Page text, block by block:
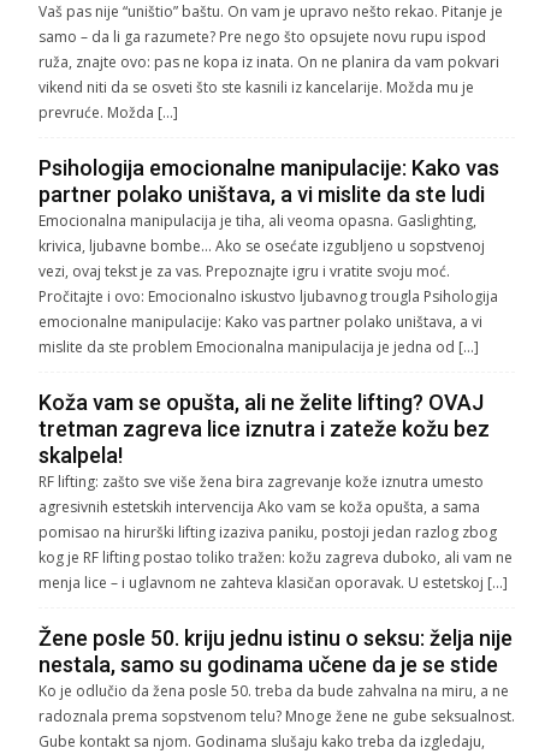
Vaš pas nije “uništio” baštu. On vam je upravo nešto rekao. Pitanje je
samo – da li ga razumete? Pre nego što opsujete novu rupu ispod
ruža, znajte ovo: pas ne kopa iz inata. On ne planira da vam pokvari
vikend niti da se osveti što ste kasnili iz kancelarije. Možda mu je
prevruće. Možda […]
Psihologija emocionalne manipulacije: Kako vas
partner polako uništava, a vi mislite da ste ludi
Emocionalna manipulacija je tiha, ali veoma opasna. Gaslighting,
krivica, ljubavne bombe… Ako se osećate izgubljeno u sopstvenoj
vezi, ovaj tekst je za vas. Prepoznajte igru i vratite svoju moć.
Pročitajte i ovo: Emocionalno iskustvo ljubavnog trougla Psihologija
emocionalne manipulacije: Kako vas partner polako uništava, a vi
mislite da ste problem Emocionalna manipulacija je jedna od […]
Koža vam se opušta, ali ne želite lifting? OVAJ
tretman zagreva lice iznutra i zateže kožu bez
skalpela!
RF lifting: zašto sve više žena bira zagrevanje kože iznutra umesto
agresivnih estetskih intervencija Ako vam se koža opušta, a sama
pomisao na hirurški lifting izaziva paniku, postoji jedan razlog zbog
kog je RF lifting postao toliko tražen: kožu zagreva duboko, ali vam ne
menja lice – i uglavnom ne zahteva klasičan oporavak. U estetskoj […]
Žene posle 50. kriju jednu istinu o seksu: želja nije
nestala, samo su godinama učene da je se stide
Ko je odlučio da žena posle 50. treba da bude zahvalna na miru, a ne
radoznala prema sopstvenom telu? Mnoge žene ne gube seksualnost.
Gube kontakt sa njom. Godinama slušaju kako treba da izgledaju,